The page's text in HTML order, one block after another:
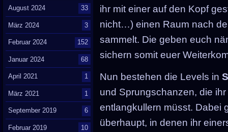
ihr mit einer auf den Kopf
nicht…) einen Raum nach
sammelt. Die geben euch
sichern somit euer
Nun bestehen die Levels in
und Sprungschanzen, die
entlangkullern müsst. Dabei
überhaupt, in denen ihr
August 2024 33
März 2024 3
Februar 2024 152
Januar 2024 68
April 2021 1
März 2021 1
September 2019 6
Februar 2019 10